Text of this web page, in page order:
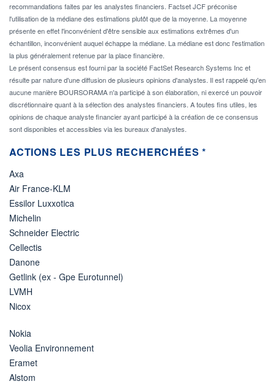
recommandations faites par les analystes financiers. Factset JCF préconise
l'utilisation de la médiane des estimations plutôt que de la moyenne. La moyenne
présente en effet l'inconvénient d'être sensible aux estimations extrêmes d'un
échantillon, inconvénient auquel échappe la médiane. La médiane est donc l'estimation
la plus généralement retenue par la place financière.
Le présent consensus est fourni par la société FactSet Research Systems Inc et
résulte par nature d'une diffusion de plusieurs opinions d'analystes. Il est rappelé qu'en
aucune manière BOURSORAMA n'a participé à son élaboration, ni exercé un pouvoir
discrétionnaire quant à la sélection des analystes financiers. A toutes fins utiles, les
opinions de chaque analyste financier ayant participé à la création de ce consensus
sont disponibles et accessibles via les bureaux d'analystes.
ACTIONS LES PLUS RECHERCHÉES *
Axa
Air France-KLM
Essilor Luxxotica
Michelin
Schneider Electric
Cellectis
Danone
Getlink (ex - Gpe Eurotunnel)
LVMH
Nicox
Nokia
Veolia Environnement
Eramet
Alstom